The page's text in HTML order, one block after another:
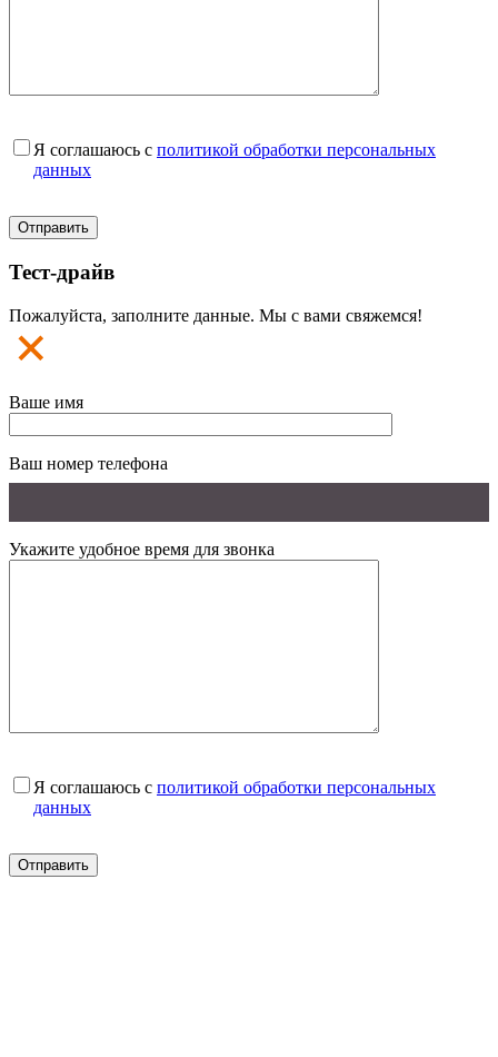
Я соглашаюсь с политикой обработки персональных
данных
Тест-драйв
Пожалуйста, заполните данные. Мы с вами свяжемся!
Ваше имя
Ваш номер телефона
Укажите удобное время для звонка
Я соглашаюсь с политикой обработки персональных
данных